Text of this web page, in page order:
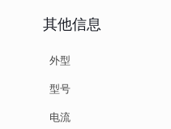
其他信息
外型
型号
电流